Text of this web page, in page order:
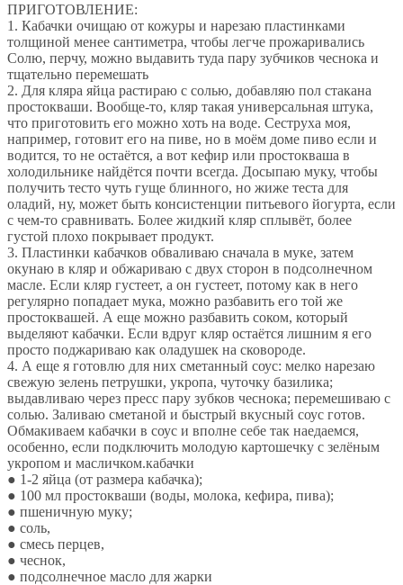
ПРИГОТОВЛЕНИЕ:
1. Кабачки очищаю от кожуры и нарезаю пластинками
толщиной менее сантиметра, чтобы легче прожаривались
Солю, перчу, можно выдавить туда пару зубчиков чеснока и
тщательно перемешать
2. Для кляра яйца растираю с солью, добавляю пол стакана
простокваши. Вообще-то, кляр такая универсальная штука,
что приготовить его можно хоть на воде. Сеструха моя,
например, готовит его на пиве, но в моём доме пиво если и
водится, то не остаётся, а вот кефир или простокваша в
холодильнике найдётся почти всегда. Досыпаю муку, чтобы
получить тесто чуть гуще блинного, но жиже теста для
оладий, ну, может быть консистенции питьевого йогурта, если
с чем-то сравнивать. Более жидкий кляр сплывёт, более
густой плохо покрывает продукт.
3. Пластинки кабачков обваливаю сначала в муке, затем
окунаю в кляр и обжариваю с двух сторон в подсолнечном
масле. Если кляр густеет, а он густеет, потому как в него
регулярно попадает мука, можно разбавить его той же
простоквашей. А еще можно разбавить соком, который
выделяют кабачки. Если вдруг кляр остаётся лишним я его
просто поджариваю как оладушек на сковороде.
4. А еще я готовлю для них сметанный соус: мелко нарезаю
свежую зелень петрушки, укропа, чуточку базилика;
выдавливаю через пресс пару зубков чеснока; перемешиваю с
солью. Заливаю сметаной и быстрый вкусный соус готов.
Обмакиваем кабачки в соус и вполне себе так наедаемся,
особенно, если подключить молодую картошечку с зелёным
укропом и масличком.кабачки
● 1-2 яйца (от размера кабачка);
● 100 мл простокваши (воды, молока, кефира, пива);
● пшеничную муку;
● соль,
● смесь перцев,
● чеснок,
● подсолнечное масло для жарки